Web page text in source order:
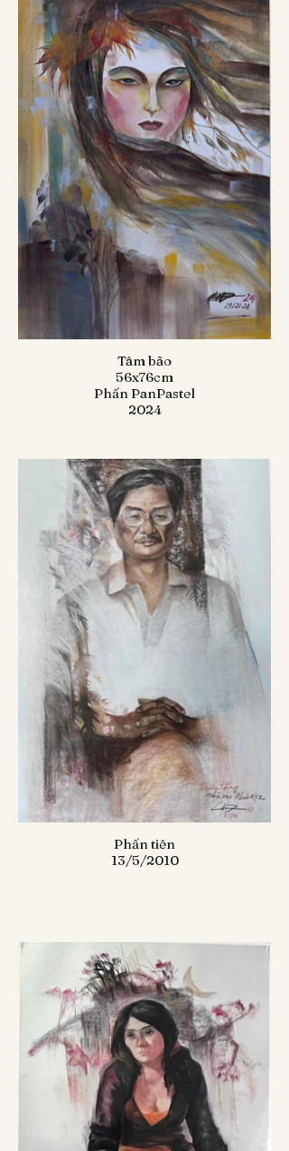
Tâm bão
56x76cm
Phấn PanPastel
2024
Phấn tiên
13/5/2010